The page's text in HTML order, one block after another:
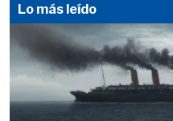
Lo más leído